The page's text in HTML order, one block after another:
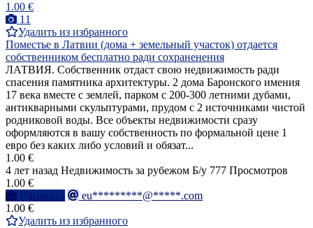
1.00 €
11
Удалить из избранного
Поместье в Латвии (дома + земельный участок) отдается
собственником бесплатно ради сохраненения
ЛАТВИЯ. Собственник отдаст свою недвижимость ради
спасения памятника архитектуры. 2 дома Баронского имения
17 века вместе с землей, парком с 200-300 летними дубами,
антикварными скульптурами, прудом с 2 источниками чистой
родниковой воды. Все объекты недвижимости сразу
оформляются в вашу собственность по формальной цене 1
евро без каких либо условий и обязат...
1.00 €
4 лет назад Недвижимость за рубежом Б/у 777 Просмотров
1.00 €
Написать
eu*********@*****.com
1.00 €
Удалить из избранного